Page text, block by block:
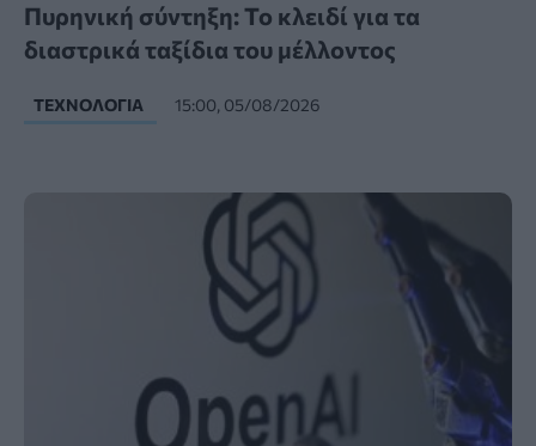
Πυρηνική σύντηξη: Το κλειδί για τα
διαστρικά ταξίδια του μέλλοντος
ΤΕΧΝΟΛΟΓΊΑ 15:00, 05/08/2026